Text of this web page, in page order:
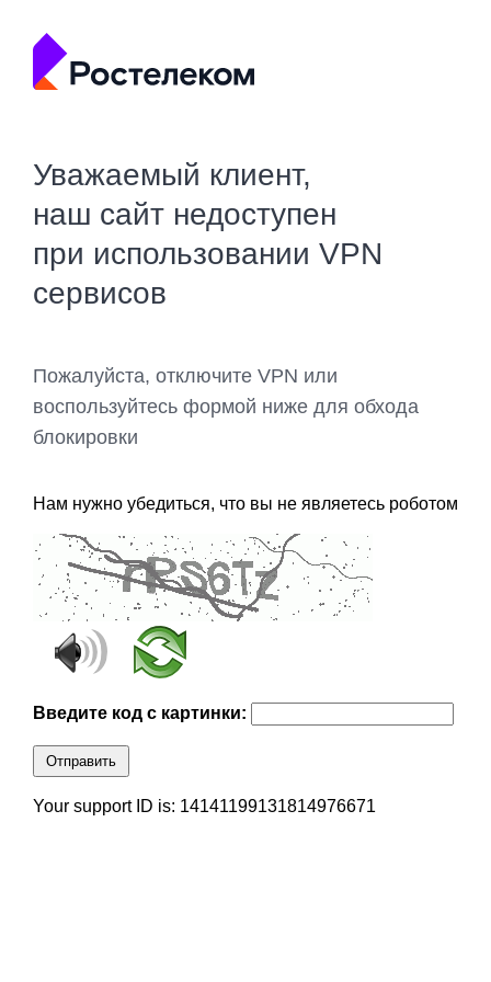
Уважаемый клиент,
наш сайт недоступен
при использовании VPN
сервисов
Пожалуйста, отключите VPN или
воспользуйтесь формой ниже для обхода
блокировки
Нам нужно убедиться, что вы не являетесь роботом
Введите код с картинки:
Отправить
Your support ID is: 14141199131814976671